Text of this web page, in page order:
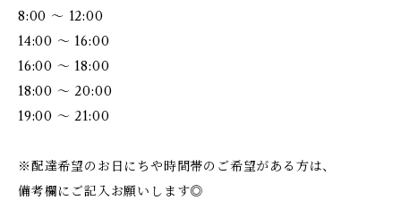
8:00 ～ 12:00
14:00 ～ 16:00
16:00 ～ 18:00
18:00 ～ 20:00
19:00 ～ 21:00
※配達希望のお日にちや時間帯のご希望がある方は、
備考欄にご記入お願いします◎